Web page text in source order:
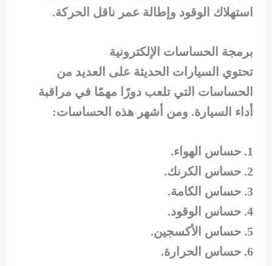
استهلاك الوقود وإطالة عمر ناقل الحركة.
برمجة الحساسات الإلكترونية
تحتوي السيارات الحديثة على العديد من
الحساسات التي تلعب دورًا مهمًا في مراقبة
أداء السيارة. ومن أشهر هذه الحساسات:
حساس الهواء.
حساس الكرنك.
حساس الكامة.
حساس الوقود.
حساس الأكسجين.
حساس الحرارة.